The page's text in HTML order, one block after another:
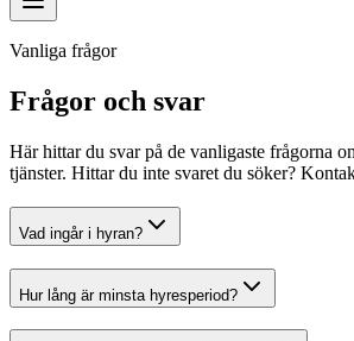
Vanliga frågor
Frågor och svar
Här hittar du svar på de vanligaste frågorna
tjänster. Hittar du inte svaret du söker?
Vad ingår i hyran?
Hur lång är minsta hyresperiod?